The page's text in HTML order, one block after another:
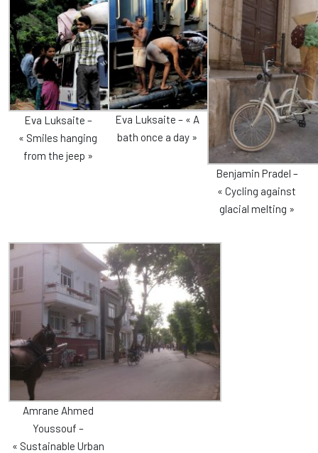
Eva Luksaite –
« Smiles hanging
from the jeep »
Eva Luksaite – « A
bath once a day »
Benjamin Pradel –
« Cycling against
glacial melting »
Amrane Ahmed
Youssouf –
« Sustainable Urban